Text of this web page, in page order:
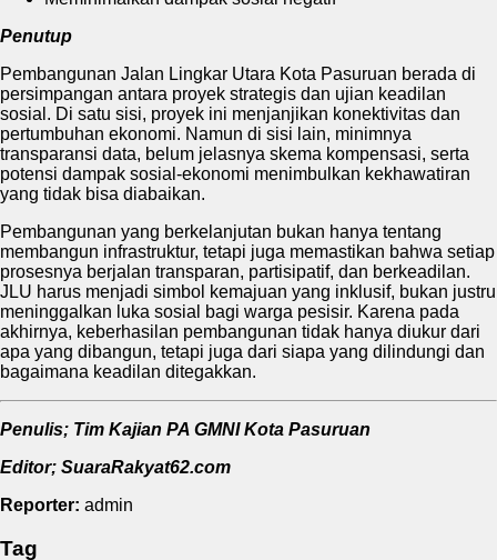
Penutup
Pembangunan Jalan Lingkar Utara Kota Pasuruan berada di
persimpangan antara proyek strategis dan ujian keadilan
sosial. Di satu sisi, proyek ini menjanjikan konektivitas dan
pertumbuhan ekonomi. Namun di sisi lain, minimnya
transparansi data, belum jelasnya skema kompensasi, serta
potensi dampak sosial-ekonomi menimbulkan kekhawatiran
yang tidak bisa diabaikan.
Pembangunan yang berkelanjutan bukan hanya tentang
membangun infrastruktur, tetapi juga memastikan bahwa setiap
prosesnya berjalan transparan, partisipatif, dan berkeadilan.
JLU harus menjadi simbol kemajuan yang inklusif, bukan justru
meninggalkan luka sosial bagi warga pesisir. Karena pada
akhirnya, keberhasilan pembangunan tidak hanya diukur dari
apa yang dibangun, tetapi juga dari siapa yang dilindungi dan
bagaimana keadilan ditegakkan.
Penulis; Tim Kajian PA GMNI Kota Pasuruan
Editor; SuaraRakyat62.com
Reporter: admin
Tag